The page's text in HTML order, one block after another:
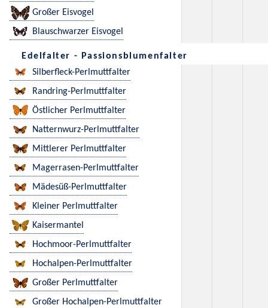
Großer Eisvogel
Blauschwarzer Eisvogel
Edelfalter - Passionsblumenfalter
Silberfleck-Perlmuttfalter
Randring-Perlmuttfalter
Östlicher Perlmuttfalter
Natternwurz-Perlmuttfalter
Mittlerer Perlmuttfalter
Magerrasen-Perlmuttfalter
Mädesüß-Perlmuttfalter
Kleiner Perlmuttfalter
Kaisermantel
Hochmoor-Perlmuttfalter
Hochalpen-Perlmuttfalter
Großer Perlmuttfalter
Großer Hochalpen-Perlmuttfalter